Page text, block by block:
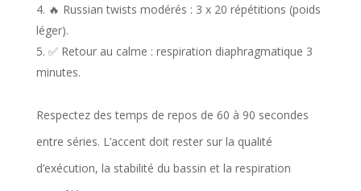
🔥 Russian twists modérés : 3 x 20 répétitions (poids
léger).
✅ Retour au calme : respiration diaphragmatique 3
minutes.
Respectez des temps de repos de 60 à 90 secondes
entre séries. L’accent doit rester sur la qualité
d’exécution, la stabilité du bassin et la respiration